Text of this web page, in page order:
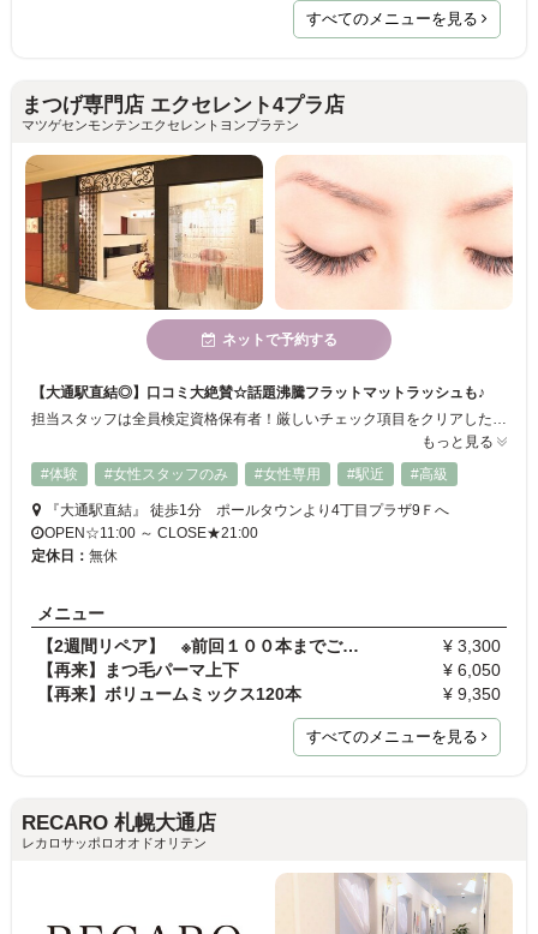
すべてのメニューを見る
まつげ専門店 エクセレント4プラ店
マツゲセンモンテンエクセレントヨンプラテン
ネットで予約する
【大通駅直結◎】口コミ大絶賛☆話題沸騰フラットマットラッシュも♪
担当スタッフは全員検定資格保有者！厳しいチェック項目をクリアした、アイラッシュアーティストのみが施術させていただきます♪大人気のフラットマットラッシュをはじめセーブルエクステやカラーエクステも御座います。お客様の瞳の形に合わせ、デザインをご提案させて頂きます☆大人の女性から愛される、リピーターからの支持の高い有名店です♪
もっと見る
#体験
#女性スタッフのみ #女性専用 #駅近 #高級
『大通駅直結』 徒歩1分 ポールタウンより4丁目プラザ9Ｆへ
OPEN☆11:00 ～ CLOSE★21:00
定休日： 無休
メニュー
【2週間リペア】 ※前回１００本までご利用の方のみ…
¥ 3,300
【再来】まつ毛パーマ上下
¥ 6,050
【再来】ボリュームミックス120本
¥ 9,350
すべてのメニューを見る
RECARO 札幌大通店
レカロサッポロオオドオリテン